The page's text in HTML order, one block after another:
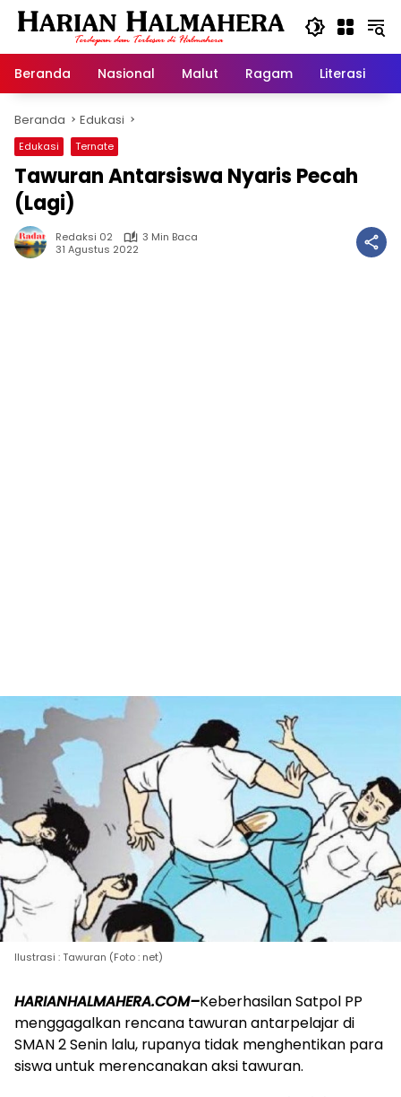
Langsung
Beranda
Nasional Malut Ragam Literasi
Beranda Edukasi
Edukasi Ternate
Tawuran Antarsiswa Nyaris Pecah
(Lagi)
Redaksi 02
3 Min Baca
31 Agustus 2022
Ilustrasi : Tawuran (Foto : net)
HARIANHALMAHERA.COM–Keberhasilan Satpol PP
menggagalkan rencana tawuran antarpelajar di
SMAN 2 Senin lalu, rupanya tidak menghentikan para
siswa untuk merencanakan aksi tawuran.